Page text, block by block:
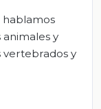
hablamos
y
vertebrados y